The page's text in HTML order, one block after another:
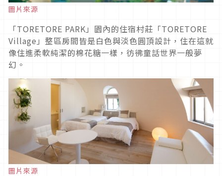
圖片來源
「TORETORE PARK」園內的住宿村莊「TORETORE
Village」整區房間皆是白色與淡色圓頂設計，住在這就
像住進柔軟純潔的棉花糖一樣，彷彿童話世界一般夢
幻。
圖片來源